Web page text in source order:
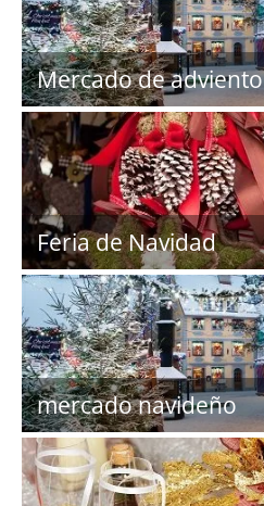
Mercado de adviento
Feria de Navidad
mercado navideño